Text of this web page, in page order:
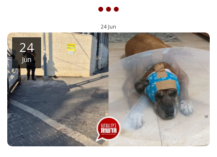
24 Jun
24
Jun